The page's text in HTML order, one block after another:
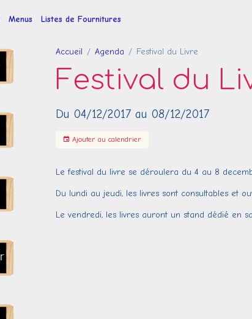
Menus Listes de Fournitures
Accueil Agenda Festival du Livre
Festival du
Du 04/12/2017 au 08/12/2017
Ajouter au calendrier
Le festival du livre se déroulera du 4 au 8
Du lundi au jeudi, les livres sont consultables et
Le vendredi, les livres auront un stand dédié en